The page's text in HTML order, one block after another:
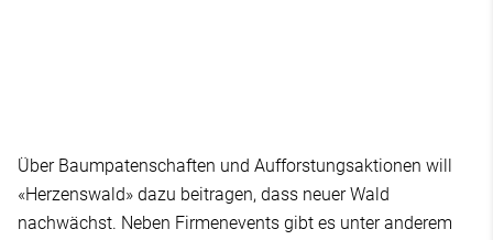
Über Baumpatenschaften und Aufforstungsaktionen will
«Herzenswald» dazu beitragen, dass neuer Wald
nachwächst. Neben Firmenevents gibt es unter anderem